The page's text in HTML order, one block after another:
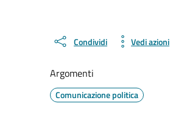
Condividi Vedi azioni
Argomenti
Comunicazione politica